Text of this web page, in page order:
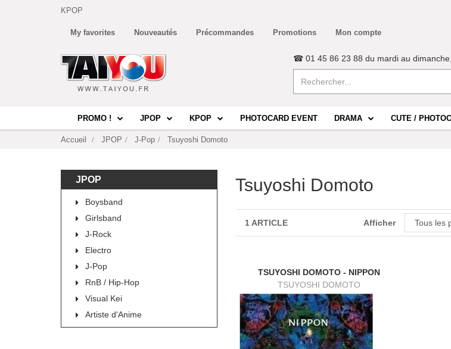
KPOP
My favorites Nouveautés Précommandes Promotions Mon compte
☎ 01 45 86 23 88 du mardi au
PROMO ! JPOP KPOP PHOTOCARD EVENT DRAMA CUTE /
Accueil JPOP J-Pop Tsuyoshi Domoto
JPOP
Boysband
Girlsband
J-Rock
Electro
J-Pop
RnB / Hip-Hop
Visual Kei
Artiste d'Anime
Tsuyoshi Domoto
1 ARTICLE Afficher
TSUYOSHI DOMOTO - NIPPON
TSUYOSHI DOMOTO